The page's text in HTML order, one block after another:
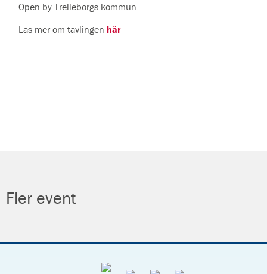
Fler event
Open by Trelleborgs kommun.
Läs mer om tävlingen här